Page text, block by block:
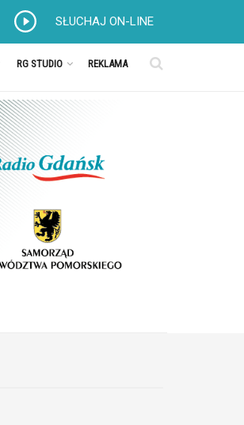
SŁUCHAJ ON-LINE
RG STUDIO REKLAMA